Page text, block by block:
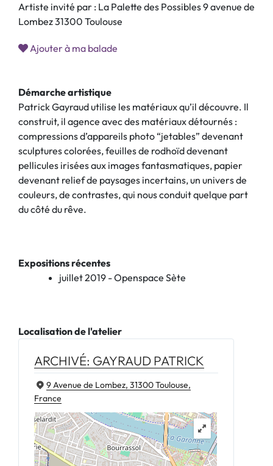
Artiste invité par : La Palette des Possibles 9 avenue de
Lombez 31300 Toulouse
Ajouter à ma balade
Démarche artistique
Patrick Gayraud utilise les matériaux qu’il découvre. Il
construit, il agence avec des matériaux détournés :
compressions d’appareils photo “jetables” devenant
sculptures colorées, feuilles de rodhoïd devenant
pellicules irisées aux images fantasmatiques, papier
devenant relief de paysages incertains, un univers de
couleurs, de contrastes, qui nous conduit quelque part
du côté du rêve.
Expositions récentes
juillet 2019 - Openspace Sète
Localisation de l'atelier
ARCHIVÉ: GAYRAUD PATRICK
9 Avenue de Lombez, 31300 Toulouse,
France